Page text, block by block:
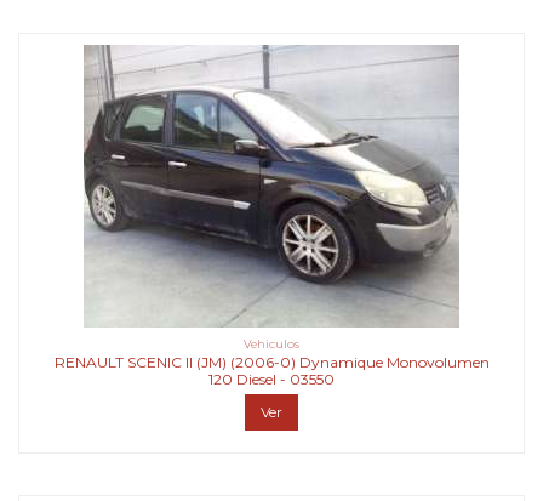
Vehiculos
RENAULT SCENIC II (JM) (2006-0) Dynamique Monovolumen
120 Diesel - 03550
Ver